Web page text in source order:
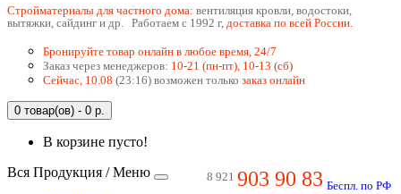
Cтройматериалы для частного дома: вентиляция кровли, водостоки,
вытяжки, сайдинг и др. Работаем с 1992 г, доставка по всей России.
Бронируйте товар онлайн в любое время, 24/7
Заказ через менеджеров: 10-21 (пн-пт), 10-13 (сб)
Сейчас, 10.08 (23:16) возможен только заказ онлайн
0 товар(ов) - 0 р.
В корзине пусто!
8 921 903 90 83 Беспл. по РФ
Вся Продукция / Меню